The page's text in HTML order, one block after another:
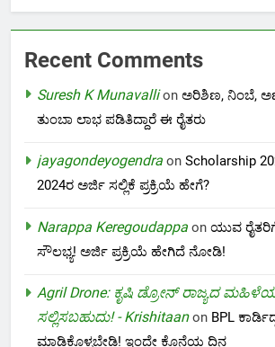
Recent Comments
Suresh K Munavallion ಅರಿಶಿಣ, ನಿಂಬೆ,
ತುಂಬಾ ಲಾಭ ಪಡಿತಿದ್ದಾರೆ ಈ ರೈತರು
jayagondeyogendra on Scholarship
2024ರ ಅರ್ಜಿ ಸಲ್ಲಿಕೆ ಪ್ರಕ್ರಿಯೆ ಹೇಗೆ?
Narappa Keregoudappa on ಯುವ
ಸೌಲಭ್ಯ! ಅರ್ಜಿ ಪ್ರಕ್ರಿಯೆ ಹೇಗಿದೆ ನೋಡಿ!
Agril Drone: ಕೃಷಿ ಡ್ರೋನ್ ರಾಜ್ಯದ
ಸಲ್ಲಿಸಬಹುದು! - Krishitaanon BPL
ಮಾಡಿಕೊಳ್ಳಬೇಡಿ! ಇಂದೇ ಕೊನೆಯ ದಿನ